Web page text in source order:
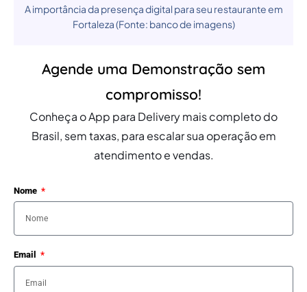
A importância da presença digital para seu restaurante em
Fortaleza (Fonte: banco de imagens)
Agende uma Demonstração sem
compromisso!
Conheça o App para Delivery mais completo do
Brasil, sem taxas, para escalar sua operação em
atendimento e vendas.
Nome
Email